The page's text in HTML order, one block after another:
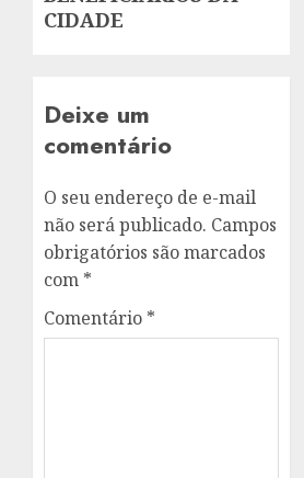
CIDADE
Deixe um
comentário
O seu endereço de e-mail
não será publicado. Campos
obrigatórios são marcados
com *
Comentário *